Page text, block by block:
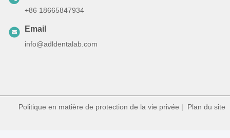
+86 18665847934
Email
info@adldentalab.com
Politique en matière de protection de la vie privée | Plan du site